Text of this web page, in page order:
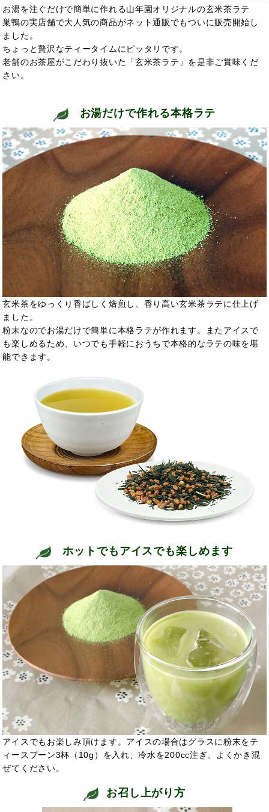
お湯を注ぐだけで簡単に作れる山年園オリジナルの玄米茶ラテ
巣鴨の実店舗で大人気の商品がネット通販でもついに販売開始し
ました。
ちょっと贅沢なティータイムにピッタリです。
老舗のお茶屋がこだわり抜いた「玄米茶ラテ」を是非ご賞味くだ
さい。
お湯だけで作れる本格ラテ
玄米茶をゆっくり香ばしく焙煎し、香り高い玄米茶ラテに仕上げ
ました。
粉末なのでお湯だけで簡単に本格ラテが作れます。またアイスで
も楽しめるため、いつでも手軽におうちで本格的なラテの味を堪
能できます。
ホットでもアイスでも楽しめます
アイスでもお楽しみ頂けます。アイスの場合はグラスに粉末をテ
ィースプーン3杯（10g）を入れ、冷水を200cc注ぎ、よくかき混
ぜてください。
お召し上がり方